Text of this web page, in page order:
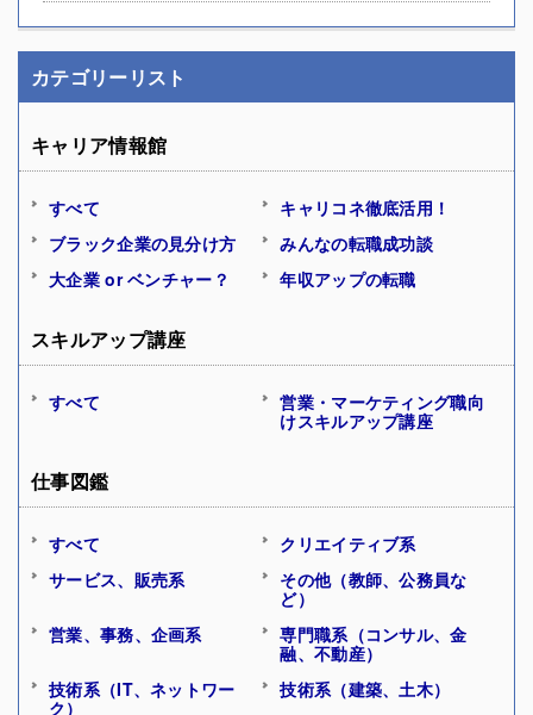
カテゴリーリスト
キャリア情報館
すべて
キャリコネ徹底活用！
ブラック企業の見分け方
みんなの転職成功談
大企業 or ベンチャー？
年収アップの転職
スキルアップ講座
すべて
営業・マーケティング職向
けスキルアップ講座
仕事図鑑
すべて
クリエイティブ系
サービス、販売系
その他（教師、公務員な
ど）
営業、事務、企画系
専門職系（コンサル、金
融、不動産）
技術系（IT、ネットワー
ク）
技術系（建築、土木）